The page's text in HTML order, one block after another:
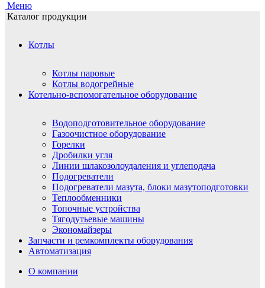
Меню
Каталог продукции
Котлы
Котлы паровые
Котлы водогрейные
Котельно-вспомогательное оборудование
Водоподготовительное оборудование
Газоочистное оборудование
Горелки
Дробилки угля
Линии шлакозолоудаления и углеподача
Подогреватели
Подогреватели мазута, блоки мазутоподготовки
Теплообменники
Топочные устройства
Тягодутьевые машины
Экономайзеры
Запчасти и ремкомплекты оборудования
Автоматизация
О компании